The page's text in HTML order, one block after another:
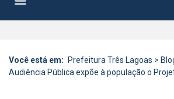
Você está em: Prefeitura Três Lagoas >
Audiência Pública expõe à população o